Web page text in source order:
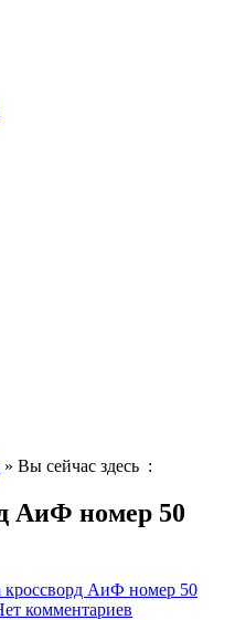
» Вы сейчас здесь :
АиФ номер 50
кроссворд АиФ номер 50
комментариев